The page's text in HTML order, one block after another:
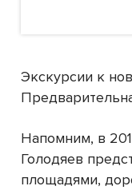
Экскурсии к
Напомним, в
Голодяев
площадями,